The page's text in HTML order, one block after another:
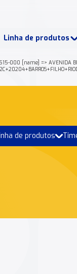
Linha de produtos
000 [name] =>
de produtos